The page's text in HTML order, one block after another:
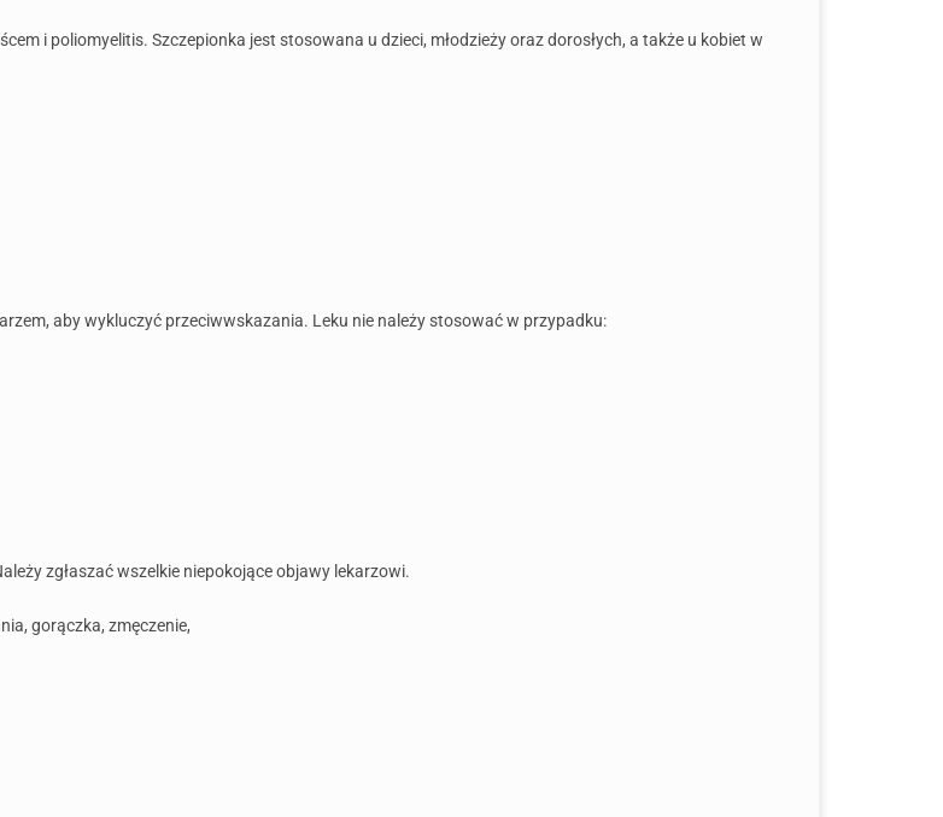
i poliomyelitis. Szczepionka jest stosowana u dzieci, młodzieży oraz dorosłych, a także u kobiet w
aby wykluczyć przeciwwskazania. Leku nie należy stosować w przypadku:
zgłaszać wszelkie niepokojące objawy lekarzowi.
gorączka, zmęczenie,